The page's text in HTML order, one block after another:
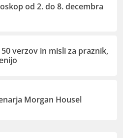
od 2. do 8. decembra
verzov in misli za praznik,
Morgan Housel